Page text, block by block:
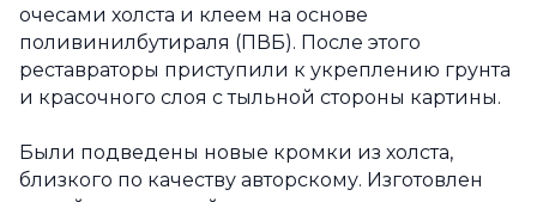
очесами холста и клеем на основе
поливинилбутираля (ПВБ). После этого
реставраторы приступили к укреплению грунта
и красочного слоя с тыльной стороны картины.
Были подведены новые кромки из холста,
близкого по качеству авторскому. Изготовлен